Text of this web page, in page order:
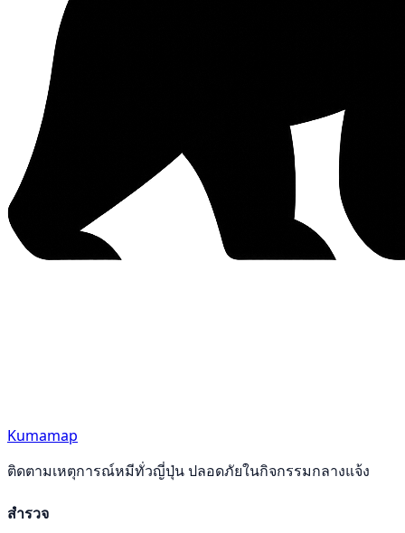
Kumamap
ติดตามเหตุการณ์หมีทั่วญี่ปุ่น ปลอดภัยในกิจกรรมกลางแจ้ง
สำรวจ